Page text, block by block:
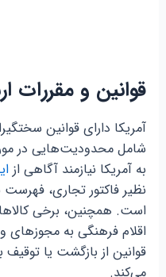
قوانین و مقررات
آمریکا دارای قوانین
شامل محدودیت‌هایی در
به آمریکا نیازمند آگاهی از
نظیر فاکتور تجاری،
است. همچنین، برخی کالاها
اقلام فرهنگی به مجوزهای
قوانین از بازگشت یا